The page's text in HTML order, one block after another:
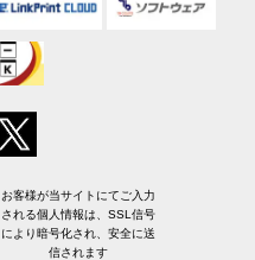
お客様が当サイトにてご入力
される個人情報は、SSL信号
により暗号化され、安全に送
信されます